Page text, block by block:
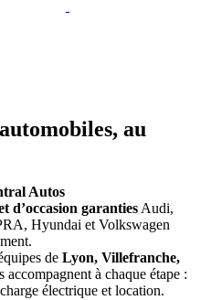
au
Autos
d’occasion garantiesAudi,
Hyundai et Volkswagen
de Lyon, Villefranche,
accompagnent à chaque étape :
électrique et location.